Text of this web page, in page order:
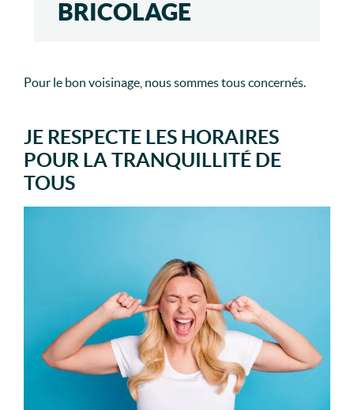
BRICOLAGE
Pour le bon voisinage, nous sommes tous concernés.
JE RESPECTE LES HORAIRES
POUR LA TRANQUILLITÉ DE
TOUS